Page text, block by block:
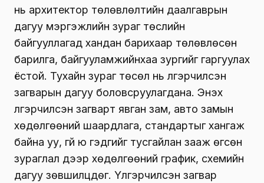
нь архитектор төлөвлөлтийн даалгаврын
дагуу мэргэжлийн зураг төслийн
байгууллагад хандан барихаар төлөвлөсөн
барилга, байгууламжийнхаа зургийг гаргуулах
ёстой. Тухайн зураг төсөл нь үлгэрчилсэн
загварын дагуу боловсруулагдана. Энэхүү
үлгэрчилсэн загварт явган зам, авто замын
хөдөлгөөний шаардлага, стандартыг хангаж
байна уу, үгүй юү гэдгийг тусгайлан зааж өгсөн
зураглал дээр хөдөлгөөний график, схемийн
дагуу зөвшилцдөг. Үлгэрчилсэн загвар